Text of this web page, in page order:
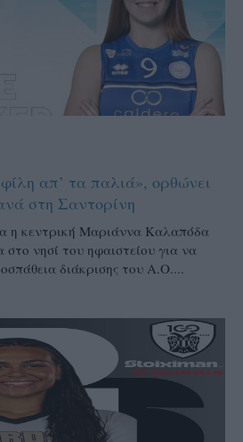
απ’ τα παλιά», ορθώνει
στη Σαντορίνη
η κεντρική Μαριάννα Καλαπόδα
στο νησί του ηφαιστείου για να
διάκρισης του Α.Ο....